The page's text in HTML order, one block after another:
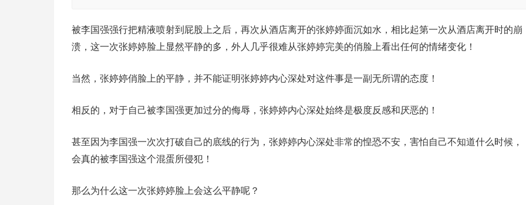
被李国强强行把精液喷射到屁股上之后，再次从酒店离开的张婷婷面沉如水，相比起第一次从酒店离开时的崩
溃，这一次张婷婷脸上显然平静的多，外人几乎很难从张婷婷完美的俏脸上看出任何的情绪变化！
当然，张婷婷俏脸上的平静，并不能证明张婷婷内心深处对这件事是一副无所谓的态度！
相反的，对于自己被李国强更加过分的侮辱，张婷婷内心深处始终是极度反感和厌恶的！
甚至因为李国强一次次打破自己的底线的行为，张婷婷内心深处非常的惶恐不安，害怕自己不知道什么时候，
会真的被李国强这个混蛋所侵犯！
那么为什么这一次张婷婷脸上会这么平静呢？